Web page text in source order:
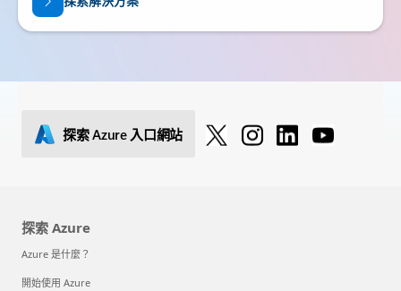
探索 Azure 入口網站
探索 Azure
Azure 是什麼？
開始使用 Azure